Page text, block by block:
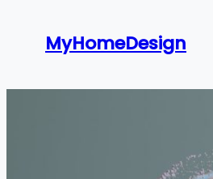
MyHomeDesign